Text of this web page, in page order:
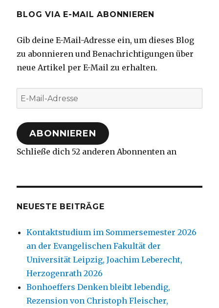
BLOG VIA E-MAIL ABONNIEREN
Gib deine E-Mail-Adresse ein, um dieses Blog
zu abonnieren und Benachrichtigungen über
neue Artikel per E-Mail zu erhalten.
E-
Mail-
Adresse
ABONNIEREN
Schließe dich 52 anderen Abonnenten an
NEUESTE BEITRÄGE
Kontaktstudium im Sommersemester 2026
an der Evangelischen Fakultät der
Universität Leipzig, Joachim Leberecht,
Herzogenrath 2026
Bonhoeffers Denken bleibt lebendig,
Rezension von Christoph Fleischer,